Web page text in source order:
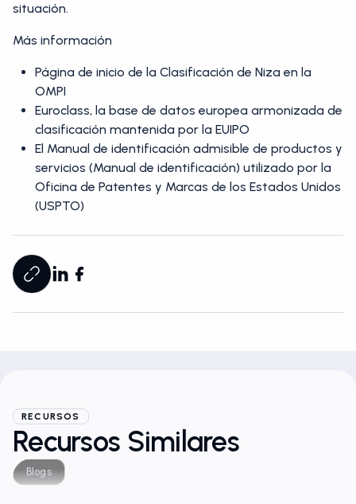
situación.
Más información
Página de inicio de la Clasificación de Niza en la
OMPI
Euroclass, la base de datos europea armonizada de
clasificación mantenida por la EUIPO
El Manual de identificación admisible de productos y
servicios (Manual de identificación) utilizado por la
Oficina de Patentes y Marcas de los Estados Unidos
(USPTO)
RECURSOS
Recursos Similares
Blogs